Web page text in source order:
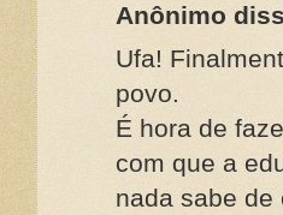
Anônimo
Ufa!
povo.
É hora de
com que a
nada sabe de